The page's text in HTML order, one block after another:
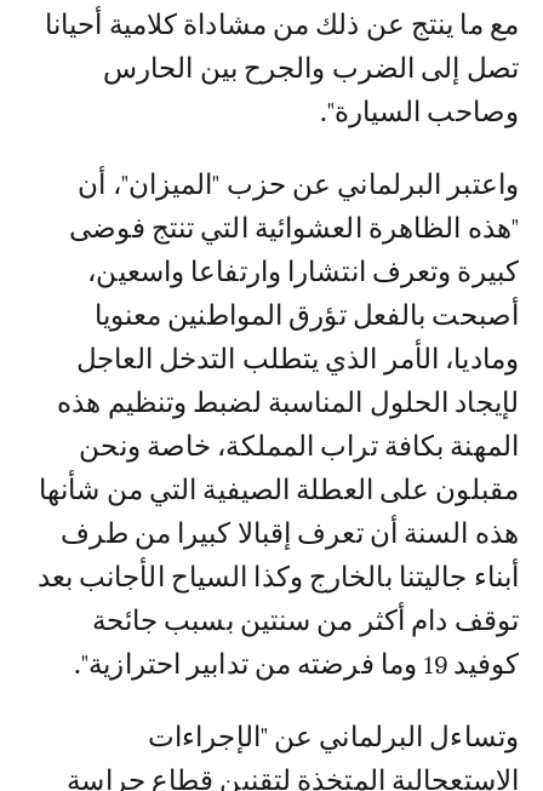
مع ما ينتج عن ذلك من مشاداة كلامية أحيانا
تصل إلى الضرب والجرح بين الحارس
وصاحب السيارة".
واعتبر البرلماني عن حزب "الميزان"، أن
"هذه الظاهرة العشوائية التي تنتج فوضى
كبيرة وتعرف انتشارا وارتفاعا واسعين،
أصبحت بالفعل تؤرق المواطنين معنويا
وماديا، الأمر الذي يتطلب التدخل العاجل
لإيجاد الحلول المناسبة لضبط وتنظيم هذه
المهنة بكافة تراب المملكة، خاصة ونحن
مقبلون على العطلة الصيفية التي من شأنها
هذه السنة أن تعرف إقبالا كبيرا من طرف
أبناء جاليتنا بالخارج وكذا السياح الأجانب بعد
توقف دام أكثر من سنتين بسبب جائحة
كوفيد 19 وما فرضته من تدابير احترازية".
وتساءل البرلماني عن "الإجراءات
الاستعجالية المتخذة لتقنين قطاع حراسة